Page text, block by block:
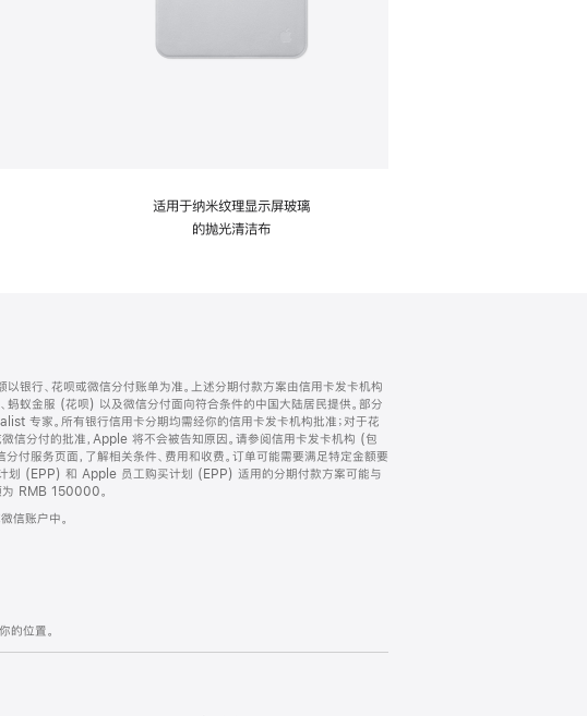
适用于纳米纹理显示屏玻璃
的抛光清洁布
银行、花呗或微信分付账单为准。上述分期付款方案由信用卡发卡机构
蚂蚁金服 (花呗) 以及微信分付面向符合条件的中国大陆居民提供。部分
专家。所有银行信用卡分期均需经你的信用卡发卡机构批准；对于花
信分付的批准，Apple 将不会被告知原因。请参阅信用卡发卡机构 (包
付服务页面，了解相关条件、费用和收费。订单可能需要满足特定金额要
计划 (EPP) 和 Apple 员工购买计划 (EPP) 适用的分期付款方案可能与
为 RMB 150000。
信账户中。
的位置。